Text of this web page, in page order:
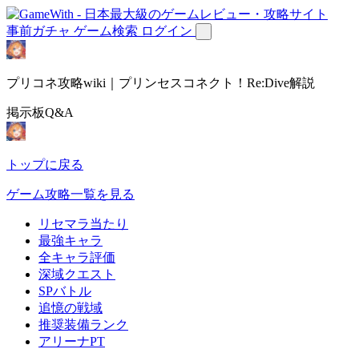
事前ガチャ ゲーム検索 ログイン
プリコネ攻略wiki｜プリンセスコネクト！Re:Dive解説
掲示板Q&A
トップに戻る
ゲーム攻略一覧を見る
リセマラ当たり
最強キャラ
全キャラ評価
深域クエスト
SPバトル
追憶の戦域
推奨装備ランク
アリーナPT